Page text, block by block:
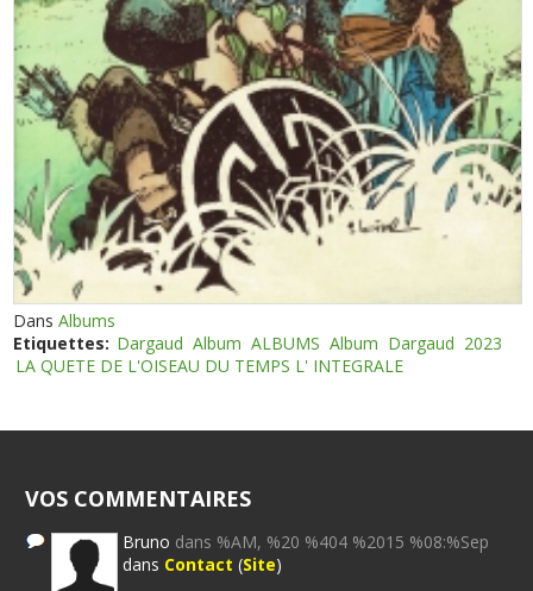
DansAlbums
Etiquettes: Dargaud Album ALBUMS Album Dargaud 2023
LA QUETE DE L'OISEAU DU TEMPS L' INTEGRALE
VOS COMMENTAIRES
Bruno dans %AM, %20 %404 %2015 %08:%Sep
dans Contact (Site)